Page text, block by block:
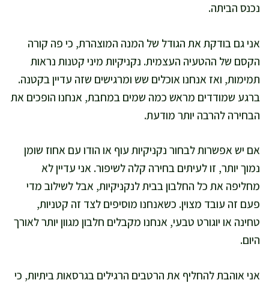
נכנס הביתה.
אני גם בודקת את הגודל של המנה המוצהרת, כי פה קורה
הקסם של ההטעיה העצמית. נקניקיות מיני קטנות נראות
תמימות, ואז אנחנו אוכלים שש ומרגישים שזה עדיין בקטנה.
ברגע שמודדים מראש כמה שמים במחבת, אנחנו הופכים את
הבחירה להרבה יותר מודעת.
אם יש אפשרות לבחור נקניקיות עוף או הודו עם אחוז שומן
נמוך יותר, זו לעיתים בחירה קלה לשיפור. אני עדיין לא
מחליפה את כל החלבון בבית לנקניקיות, אבל לשילוב מדי
פעם זה עובד מצוין. כשאנחנו מוסיפים לצד זה קטניות,
טחינה או יוגורט טבעי, אנחנו מקבלים חלבון מגוון יותר לאורך
היום.
אני אוהבת להחליף את הרטבים הרגילים בגרסאות ביתיות, כי